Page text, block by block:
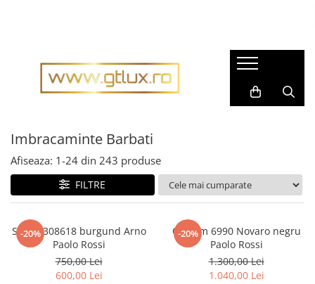
Rochii dama
Rochii matase naturala
Rochii casual
Pantaloni dama
Fuste dama
Sacouri dama
Compleuri dama
Imbracaminte sport dama
Pijamale barbati
Accesorii barbati
Fulare barbati
Tricouri barbati
Tricotaje
Imbracaminte sport barbati
Costume barbati
Cravate
Camasi barbati
Imbracaminte Barbati
Afiseaza: 1-24 din 243 produse
FILTRE
-20%
Sacou 308618 burgund Arno
Paolo Rossi
750,00 Lei
600,00 Lei
-20%
Costum 6990 Novaro negru
Paolo Rossi
1.300,00 Lei
1.040,00 Lei